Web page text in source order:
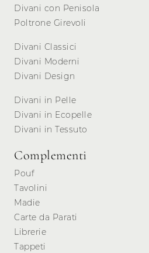
Divani con Penisola
Poltrone Girevoli
Divani Classici
Divani Moderni
Divani Design
Divani in Pelle
Divani in Ecopelle
Divani in Tessuto
Complementi
Pouf
Tavolini
Madie
Carte da Parati
Librerie
Tappeti